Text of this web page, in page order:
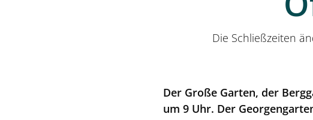
Die Schließzeiten
Der Große Garten, der
um 9 Uhr. Der